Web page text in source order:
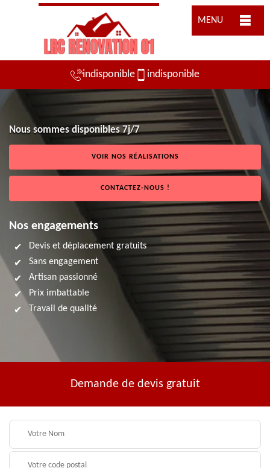
MENU
indisponible indisponible
Nous sommes disponibles 7j/7
VOIR NOS RÉALISATIONS
CONTACTEZ-NOUS !
Nos engagements
Devis et déplacement gratuits
Sans engagement
Artisan passionné
Prix imbattable
Travail de qualité
Demande de devis gratuit